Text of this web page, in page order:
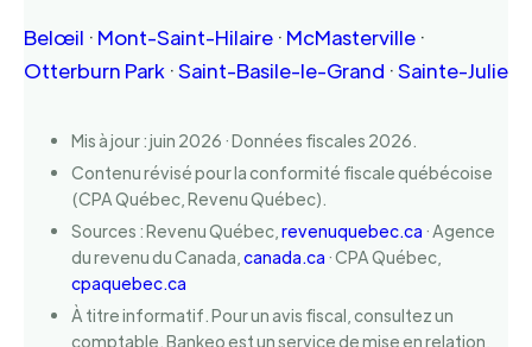
Belœil · Mont-Saint-Hilaire · McMasterville ·
Otterburn Park ·Saint-Basile-le-Grand ·Sainte-Julie
Mis à jour : juin 2026 · Données fiscales 2026.
Contenu révisé pour la conformité fiscale québécoise
(CPA Québec, Revenu Québec).
Sources : Revenu Québec, revenuquebec.ca · Agence
du revenu du Canada, canada.ca · CPA Québec,
cpaquebec.ca
À titre informatif. Pour un avis fiscal, consultez un
comptable. Bankeo est un service de mise en relation,